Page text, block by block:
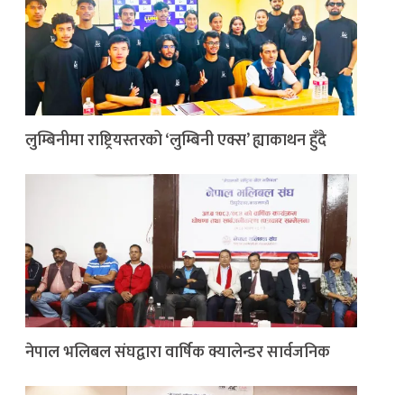
लुम्बिनीमा राष्ट्रियस्तरको ‘लुम्बिनी एक्स’ ह्याकाथन हुँदै
नेपाल भलिबल संघद्वारा वार्षिक क्यालेन्डर सार्वजनिक